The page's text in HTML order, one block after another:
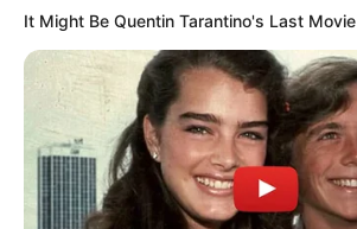
It Might Be Quentin Tarantino's Last Movie